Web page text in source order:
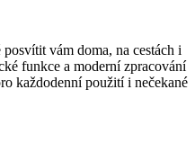
vám doma, na cestách i
funkce a moderní zpracování
každodenní použití i nečekané